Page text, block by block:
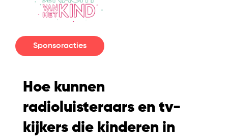
Sponsoracties
Hoe kunnen
radioluisteraars en tv-
kijkers die kinderen in